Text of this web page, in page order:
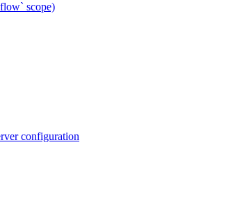
scope)
configuration